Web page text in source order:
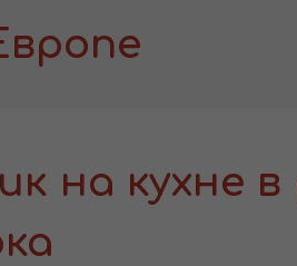
на кухне